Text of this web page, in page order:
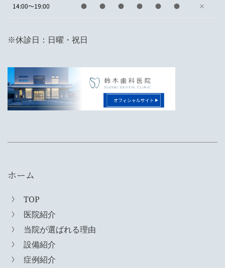
14:00～19:00 ● ● ● ● ● ● ×
※休診日：日曜・祝日
ホーム
TOP
医院紹介
当院が選ばれる理由
設備紹介
症例紹介